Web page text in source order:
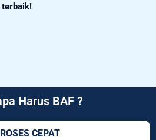
terbaik!
Harus BAF ?
CEPAT